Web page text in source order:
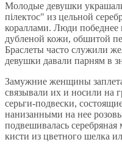
Молодые девушки
пiлектос" из цельной
кораллами. Люди победнее
дубленой кожи, обшитой
Браслеты часто служили
девушки давали парням в
Замужние женщины
связывали их и носили на
серьги-подвески,
нанизанными на нее
подвешивалась
кисти из цветного шелка